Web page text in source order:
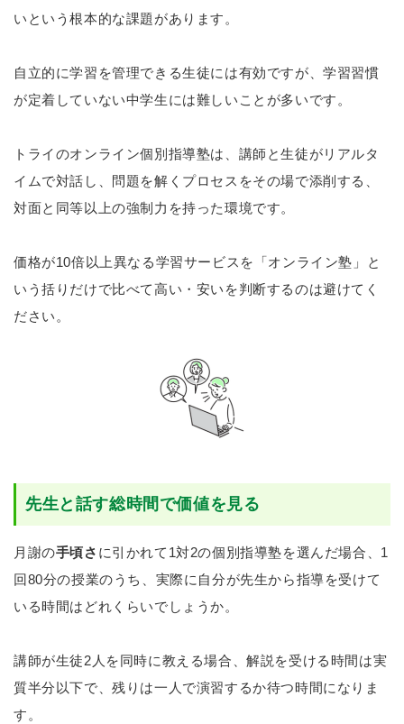
いという根本的な課題があります。
自立的に学習を管理できる生徒には有効ですが、学習習慣
が定着していない中学生には難しいことが多いです。
トライのオンライン個別指導塾は、講師と生徒がリアルタ
イムで対話し、問題を解くプロセスをその場で添削する、
対面と同等以上の強制力を持った環境です。
価格が10倍以上異なる学習サービスを「オンライン塾」と
いう括りだけで比べて高い・安いを判断するのは避けてく
ださい。
先生と話す総時間で価値を見る
月謝の手頃さ に引かれて1対2の個別指導塾を選んだ場合、1
回80分の授業のうち、実際に自分が先生から指導を受けて
いる時間はどれくらいでしょうか。
講師が生徒2人を同時に教える場合、解説を受ける時間は実
質半分以下で、残りは一人で演習するか待つ時間になりま
す。